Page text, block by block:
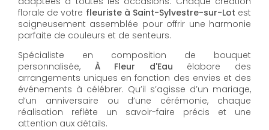
florale de votre fleuriste à Saint-Sylvestre-sur-Lot est
soigneusement assemblée pour offrir une harmonie
parfaite de couleurs et de senteurs.
Spécialiste en composition de bouquet
personnalisée, À Fleur d'Eau élabore des
arrangements uniques en fonction des envies et des
événements à célébrer. Qu’il s’agisse d’un mariage,
d’un anniversaire ou d’une cérémonie, chaque
réalisation reflète un savoir-faire précis et une
attention aux détails.